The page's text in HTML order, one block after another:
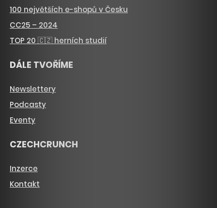
100 největších e-shopů v Česku
CC25 – 2024
TOP 20 🇨🇿 herních studií
DÁLE TVOŘÍME
Newslettery
Podcasty
Eventy
CZECHCRUNCH
Inzerce
Kontakt